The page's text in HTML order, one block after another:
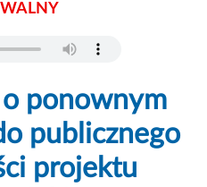
o ponownym
publicznego
projektu